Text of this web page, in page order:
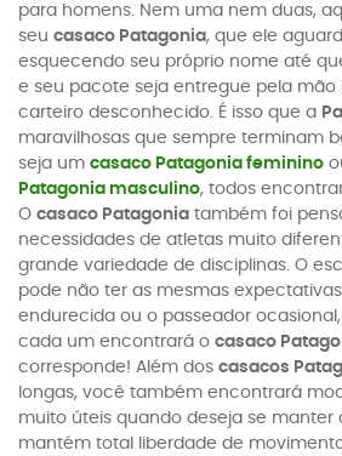
para homens. Nem uma nem duas,
seu casaco Patagonia, que ele
esquecendo seu próprio nome até
e seu pacote seja entregue pela mão
carteiro desconhecido. É isso que a
maravilhosas que sempre terminam
seja um casaco Patagonia feminino
Patagonia masculino, todos
O casaco Patagonia também foi
necessidades de atletas muito
grande variedade de disciplinas. O
pode não ter as mesmas
endurecida ou o passeador
cada um encontrará o casaco
corresponde! Além dos casacos
longas, você também encontrará
muito úteis quando deseja se
mantém total liberdade de